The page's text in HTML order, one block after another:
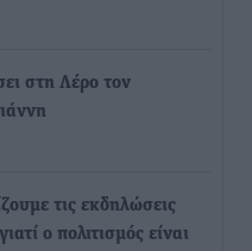
στη Λέρο τον
τις εκδηλώσεις
ο πολιτισμός είναι